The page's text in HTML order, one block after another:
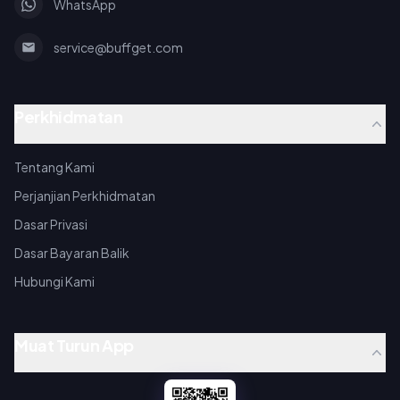
WhatsApp
service@buffget.com
Tentang Kami
Perjanjian Perkhidmatan
Dasar Privasi
Dasar Bayaran Balik
Hubungi Kami